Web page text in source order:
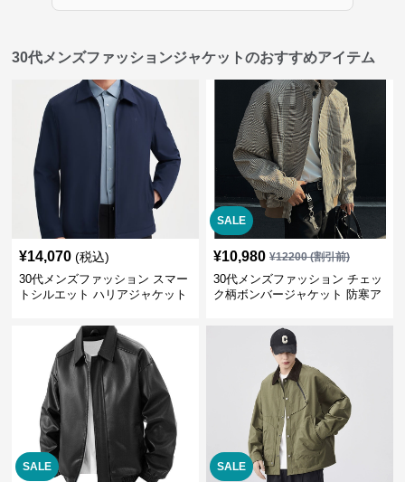
30代メンズファッションジャケットのおすすめアイテム
¥14,070 (税込)
30代メンズファッション スマー
トシルエット ハリアジャケット
SALE
¥10,980 ¥12200(割引前)
30代メンズファッション チェッ
ク柄ボンバージャケット 防寒ア
SALE SALE